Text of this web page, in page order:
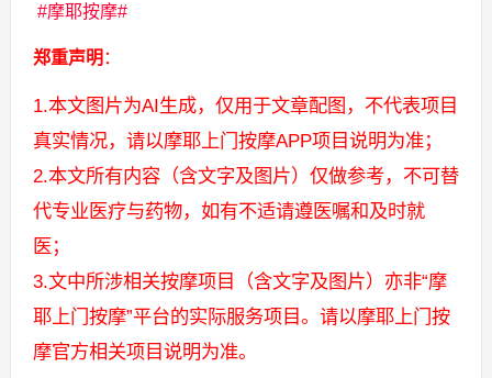
摩耶按摩
郑重声明 ：
1.本文图片为AI生成，仅用于文章配图，不代表项目
真实情况，请以摩耶上门按摩APP项目说明为准；
2.本文所有内容（含文字及图片）仅做参考，不可替
代专业医疗与药物，如有不适请遵医嘱和及时就
医；
3.文中所涉相关按摩项目（含文字及图片）亦非“摩
耶上门按摩”平台的实际服务项目。请以摩耶上门按
摩官方相关项目说明为准。